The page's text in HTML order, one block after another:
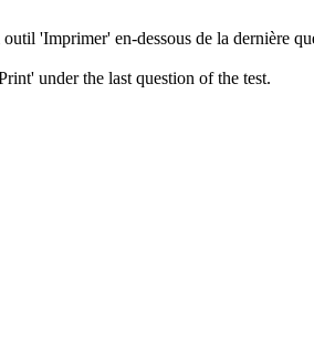
'Imprimer' en-dessous de la dernière
under the last question of the test.